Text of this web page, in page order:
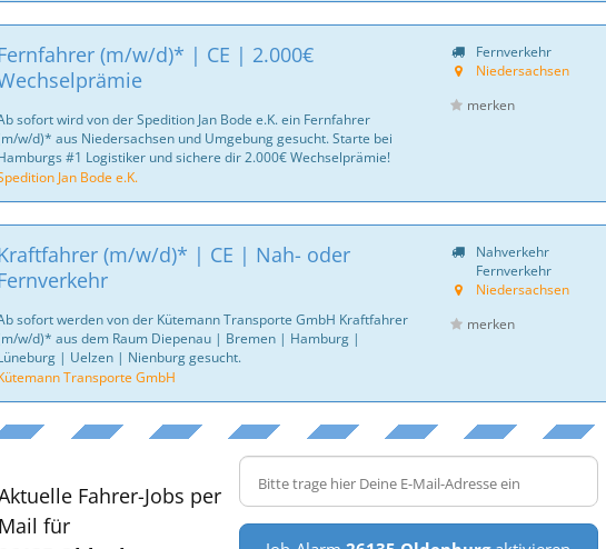
(m/w/d)* | CE | 2.000€
sofort wird von der Spedition Jan Bode e.K. ein Fernfahrer
w/d)* aus Niedersachsen und Umgebung gesucht. Starte bei
#1 Logistiker und sichere dir 2.000€ Wechselprämie!
Jan Bode e.K.
Fernverkehr
Niedersachsen
merken
(m/w/d)* | CE | Nah- oder
sofort werden von der Kütemann Transporte GmbH Kraftfahrer
w/d)* aus dem Raum Diepenau | Bremen | Hamburg |
| Uelzen | Nienburg gesucht.
Transporte GmbH
Nahverkehr
Fernverkehr
Niedersachsen
merken
Fahrer-Jobs per
Mail für